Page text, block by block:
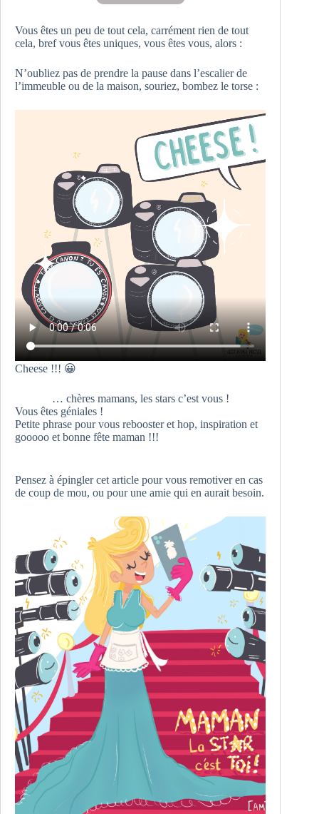
Vous êtes un peu de tout cela, carrément rien de tout
cela, bref vous êtes uniques, vous êtes vous, alors :
N’oubliez pas de prendre la pause dans l’escalier de
l’immeuble ou de la maison, souriez, bombez le torse :
Cheese !!! 😀
… chères mamans, les stars c’est vous !
Vous êtes géniales !
Petite phrase pour vous rebooster et hop, inspiration et
gooooo et bonne fête maman !!!
Pensez à épingler cet article pour vous remotiver en cas
de coup de mou, ou pour une amie qui en aurait besoin.